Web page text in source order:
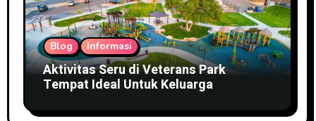
Blog Informasi
Aktivitas Seru di Veterans Park
Tempat Ideal Untuk Keluarga